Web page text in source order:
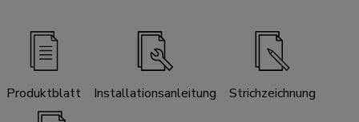
Produktblatt Installationsanleitung Strichzeichnung